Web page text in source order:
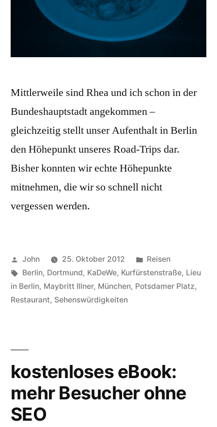
Mittlerweile sind Rhea und ich schon in der
Bundeshauptstadt angekommen –
gleichzeitig stellt unser Aufenthalt in Berlin
den Höhepunkt unseres Road-Trips dar.
Bisher konnten wir echte Höhepunkte
mitnehmen, die wir so schnell nicht
vergessen werden.
Veröffentlicht
von
John 25. Oktober 2012
Veröffentlicht
in
Reisen
Schlagwörter:
Berlin, Dortmund, KaDeWe, Kurfürstenstraße, Lieu
in Berlin, Maybritt Illner, München, Potsdamer Platz,
Restaurant, Sehenswürdigkeiten
kostenloses eBook:
mehr Besucher ohne
SEO